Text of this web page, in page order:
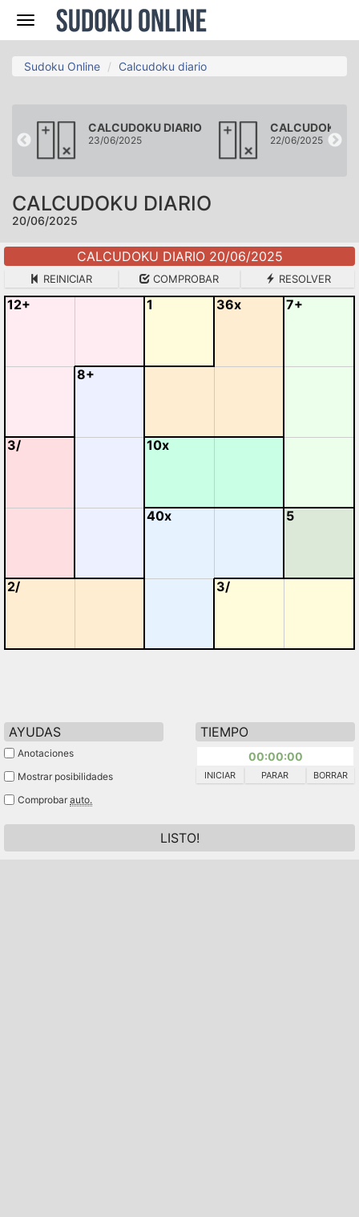
Navegación
Sudoku Online Calcudoku diario
CALCUDOKU DIARIO
23/06/2025
CALCUDOKU
22/06/2025
CALCUDOKU DIARIO
20/06/2025
CALCUDOKU DIARIO 20/06/2025
REINICIAR COMPROBAR RESOLVER
12+ 1 36x 7+
8+
3/ 10x
40x 5
2/ 3/
AYUDAS
Anotaciones
Mostrar posibilidades
Comprobar auto.
TIEMPO
00:00:00
INICIAR PARAR BORRAR
LISTO!